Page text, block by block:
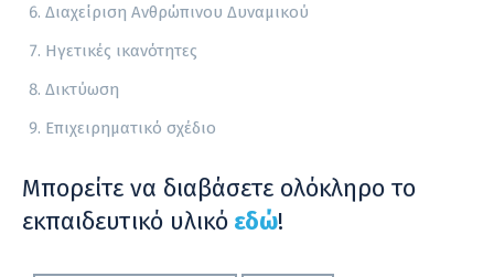
Διαχείριση Ανθρώπινου Δυναμικού
Ηγετικές ικανότητες
Δικτύωση
Επιχειρηματικό σχέδιο
Μπορείτε να διαβάσετε ολόκληρο το
εκπαιδευτικό υλικό εδώ!